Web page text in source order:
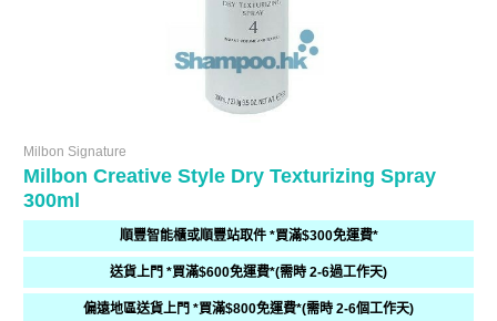
Milbon Signature
Milbon Creative Style Dry Texturizing Spray
300ml
順豐智能櫃或順豐站取件 *買滿$300免運費*
送貨上門 *買滿$600免運費*(需時 2-6過工作天)
偏遠地區送貨上門 *買滿$800免運費*(需時 2-6個工作天)